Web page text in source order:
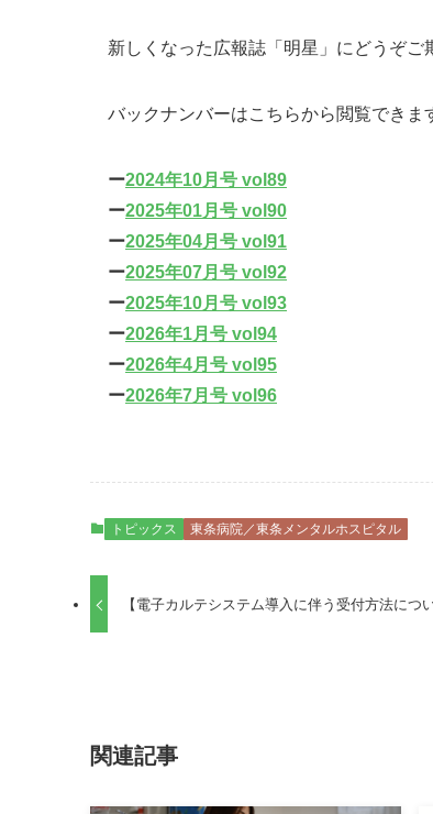
新しくなった広報誌「明星」にどうぞご
バックナンバーはこちらから閲覧できま
ー2024年10月号 vol89
ー2025年01月号 vol90
ー2025年04月号 vol91
ー2025年07月号 vol92
ー2025年10月号 vol93
ー2026年1月号 vol94
ー2026年4月号 vol95
ー2026年7月号 vol96
トピックス 東条病院／東条メンタルホスピタル
【電子カルテシステム導入に伴う受付方法につい
関連記事